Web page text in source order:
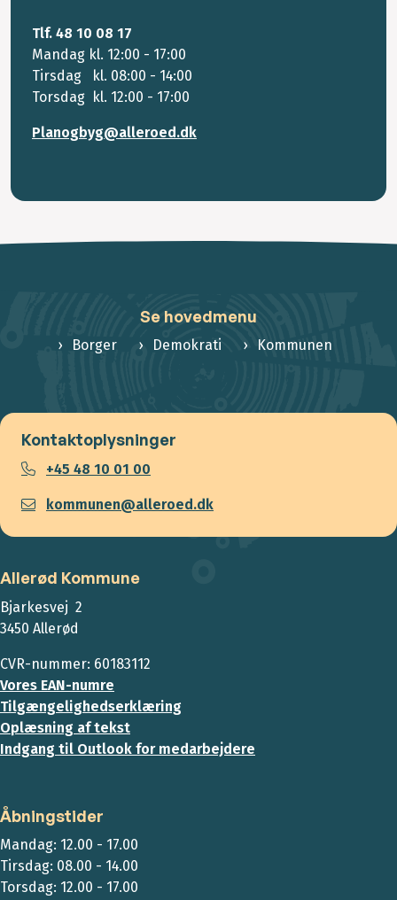
Tlf. 48 10 08 17
Mandag kl. 12:00 - 17:00
Tirsdag kl. 08:00 - 14:00
Torsdag kl. 12:00 - 17:00
Planogbyg@alleroed.dk
Se hovedmenu
Borger Demokrati Kommunen
Kontaktoplysninger
+45 48 10 01 00
kommunen@alleroed.dk
Allerød Kommune
Bjarkesvej 2
3450 Allerød
CVR-nummer: 60183112
Vores EAN-numre
Tilgængelighedserklæring
Oplæsning af tekst
Indgang til Outlook for medarbejdere
Åbningstider
Mandag: 12.00 - 17.00
Tirsdag: 08.00 - 14.00
Torsdag: 12.00 - 17.00